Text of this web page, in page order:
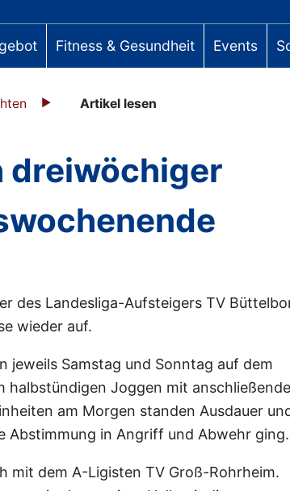
Fitness & Gesundheit Events
Artikel lesen
dreiwöchiger
des Landesliga-Aufsteigers TV
wieder auf.
jeweils Samstag und Sonntag auf dem
halbstündigen Joggen mit
am Morgen standen Ausdauer
Abstimmung in Angriff und Abwehr ging.
mit dem A-Ligisten TV Groß-Rohrheim.